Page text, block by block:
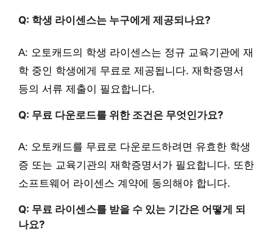
Q: 학생 라이센스는 누구에게 제공되나요?
A: 오토캐드의 학생 라이센스는 정규 교육기관에 재
학 중인 학생에게 무료로 제공됩니다. 재학증명서
등의 서류 제출이 필요합니다.
Q: 무료 다운로드를 위한 조건은 무엇인가요?
A: 오토캐드를 무료로 다운로드하려면 유효한 학생
증 또는 교육기관의 재학증명서가 필요합니다. 또한
소프트웨어 라이센스 계약에 동의해야 합니다.
Q: 무료 라이센스를 받을 수 있는 기간은 어떻게 되
나요?